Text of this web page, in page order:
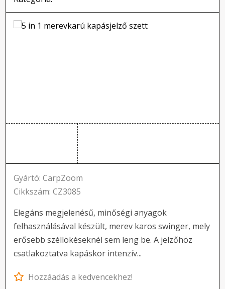
Gyártó: CarpZoom
Cikkszám: CZ3085
Elegáns megjelenésű, minőségi anyagok
felhasználásával készült, merev karos swinger, mely
erősebb széllökéseknél sem leng be. A jelzőhöz
csatlakoztatva kapáskor intenzív...
Hozzáadás a kedvencekhez!